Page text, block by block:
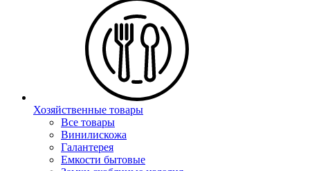
Хозяйственные товары
Все товары
Винилискожа
Галантерея
Емкости бытовые